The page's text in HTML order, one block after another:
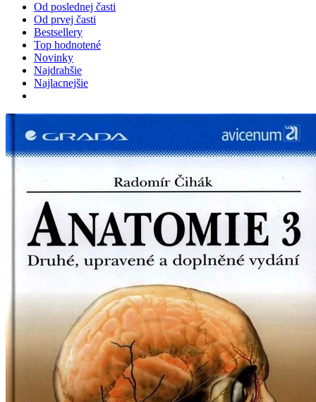
Od poslednej časti
Od prvej časti
Bestsellery
Top hodnotené
Novinky
Najdrahšie
Najlacnejšie